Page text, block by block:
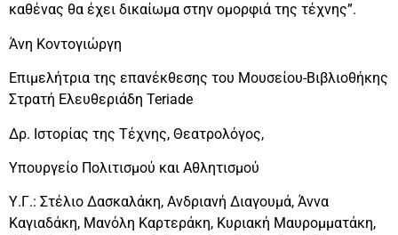
καθένας θα έχει δικαίωμα στην ομορφιά της τέχνης”.
Άνη Κοντογιώργη
Επιμελήτρια της επανέκθεσης του Μουσείου-Βιβλιοθήκης
Στρατή Ελευθεριάδη Teriade
Δρ. Ιστορίας της Τέχνης, Θεατρολόγος,
Υπουργείο Πολιτισμού και Αθλητισμού
Υ.Γ.: Στέλιο Δασκαλάκη, Ανδριανή Διαγουμά, Άννα
Καγιαδάκη, Μανόλη Καρτεράκη, Κυριακή Μαυρομματάκη,